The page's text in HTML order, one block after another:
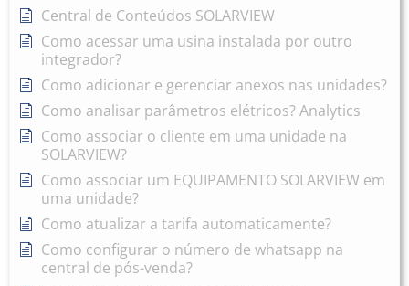
Central de Conteúdos SOLARVIEW
Como acessar uma usina instalada por outro
integrador?
Como adicionar e gerenciar anexos nas unidades?
Como analisar parâmetros elétricos? Analytics
Como associar o cliente em uma unidade na
SOLARVIEW?
Como associar um EQUIPAMENTO SOLARVIEW em
uma unidade?
Como atualizar a tarifa automaticamente?
Como configurar o número de whatsapp na
central de pós-venda?